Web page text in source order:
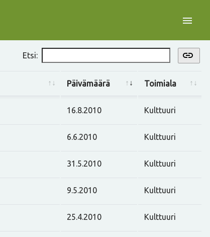
menu
link
Etsi:
Päivämäärä Toimiala
16.8.2010 Kulttuuri
6.6.2010 Kulttuuri
31.5.2010 Kulttuuri
9.5.2010 Kulttuuri
25.4.2010 Kulttuuri